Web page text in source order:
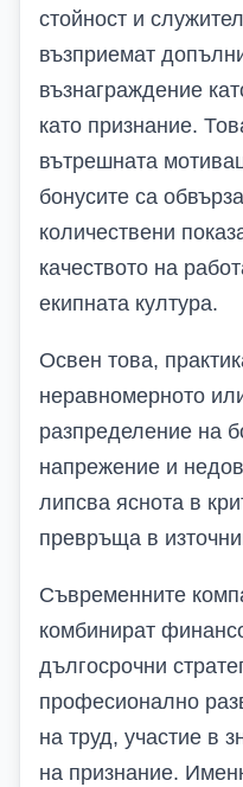
стойност и
възприемат
възнаграждение
като признание.
вътрешната
бонусите са
количествени
качеството на
екипната култура.
Освен това,
неравномерното
разпределение на
напрежение и
липсва яснота в
превръща в
Съвременните
комбинират
дългосрочни
професионално
на труд, участие в
на признание.